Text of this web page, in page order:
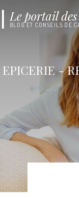
Le portail
BLOG ET CONSEILS DE
EPICERIE -